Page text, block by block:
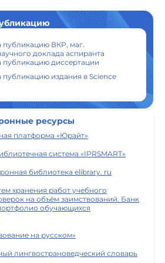
публикацию ВКР, маг.
доклада аспиранта
публикацию диссертации
издания в Science
ресурсы
платформа «Юрайт»
система «IPRSMART»
библиотека elibrary. ru
хранения работ учебного
на объём заимствований. Банк
обучающихся
на русском»
лингвострановедческий словарь